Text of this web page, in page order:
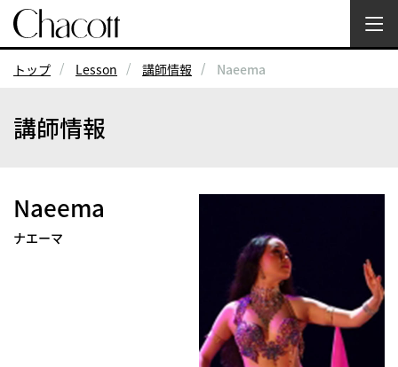
トップ Lesson 講師情報 Naeema
講師情報
Naeema
ナエーマ